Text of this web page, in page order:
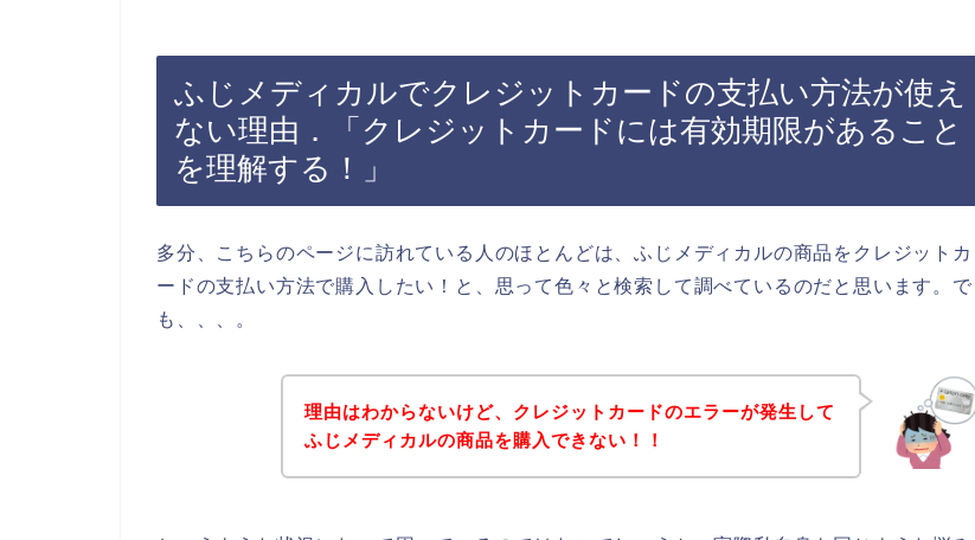
ふじメディカルでクレジットカードの支払い方法が使え
ない理由．「クレジットカードには有効期限があること
を理解する！」
多分、こちらのページに訪れている人のほとんどは、ふじメディカルの商品をクレジットカ
ードの支払い方法で購入したい！と、思って色々と検索して調べているのだと思います。で
も、、、。
理由はわからないけど、クレジットカードのエラーが発生して
ふじメディカルの商品を購入できない！！